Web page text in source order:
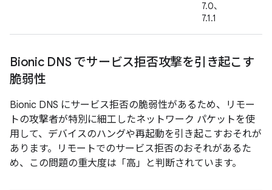
7.0、
7.1.1
Bionic DNS でサービス拒否攻撃を引き起こす
脆弱性
Bionic DNS にサービス拒否の脆弱性があるため、リモー
トの攻撃者が特別に細工したネットワーク パケットを使
用して、デバイスのハングや再起動を引き起こすおそれが
あります。リモートでのサービス拒否のおそれがあるた
め、この問題の重大度は「高」と判断されています。